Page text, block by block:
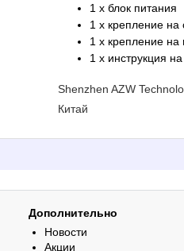
1 x блок питания
1 x крепление на
1 x крепление на
1 x инструкция
Shenzhen AZW
Китай
Дополнительно
Новости
Акции